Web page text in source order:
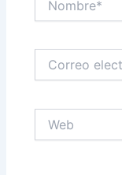
electrónico*